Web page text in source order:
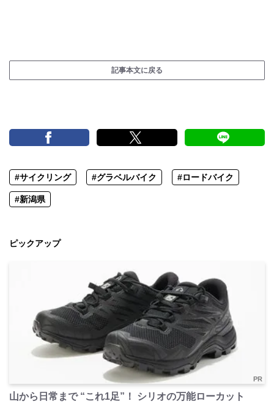
記事本文に戻る
#サイクリング #グラベルバイク #ロードバイク
#新潟県
ピックアップ
PR
山から日常まで “これ1足”！ シリオの万能ローカット